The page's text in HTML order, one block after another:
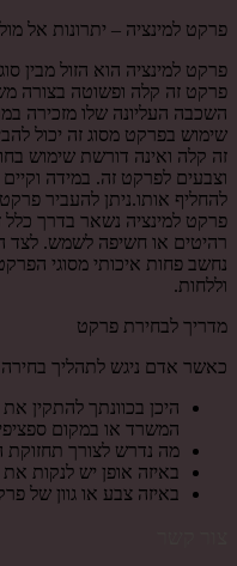
פרקט למינציה – יתרונות אל
פרקט למינציה הוא הזול מבין
פרקט זה קלה ופשוטה בצורה
השכבה העליונה שלו מזכירה
שימוש בפרקט מסוג זה יכול
זה קלה ואינה דורשת שימוש
וצבעים לפרקט זה. במידה
להחליף אותו.ניתן להעביר
פרקט למינציה נשאר בדרך כלל
רהיטים או חשיפה לשמש. לצד
נחשב פחות איכותי מסוגי
וללחות.
מדריך לבחירת פרקט
כאשר אדם ניגש לתהליך
היכן בכוונתך להתקין
המשרד או במקום
מה נדרש לצורך תחזוקת
באיזה אופן יש לנקות
באיזה צבע או גוון של